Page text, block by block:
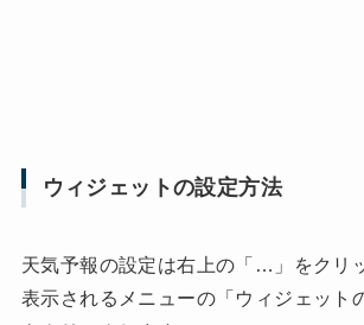
ウィジェットの設定方法
天気予報の設定は右上の「…」をクリ
表示されるメニューの「ウィジェット